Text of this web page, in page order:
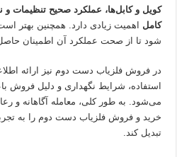
کویل و کابل‌ها، عملکرد صحیح تنظیمات و
کامل اهمیت زیادی دارد. همچنین بهتر
شود تا از صحت عملکرد آن اطمینان
در فروش فلزیاب دست دوم نیز ارائه
استفاده، شرایط نگهداری و دلیل فروش
می‌شود. به طور کلی، معامله آگاهانه و
خرید و فروش فلزیاب دست دوم را به
تبدیل کند.